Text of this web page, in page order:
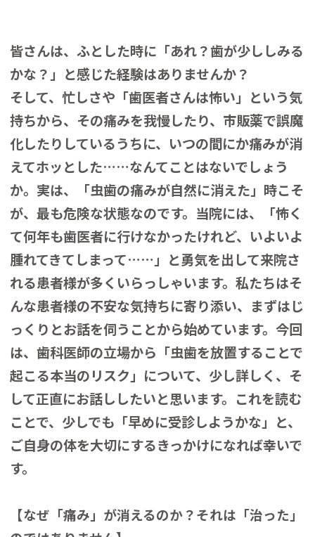
皆さんは、ふとした時に「あれ？歯が少ししみる
かな？」と感じた経験はありませんか？
そして、忙しさや「歯医者さんは怖い」という気
持ちから、その痛みを我慢したり、市販薬で誤魔
化したりしているうちに、いつの間にか痛みが消
えてホッとした……なんてことはないでしょう
か。実は、「虫歯の痛みが自然に消えた」時こそ
が、最も危険な状態なのです。当院には、「怖く
て何年も歯医者に行けなかったけれど、いよいよ
腫れてきてしまって……」と勇気を出して来院さ
れる患者様が多くいらっしゃいます。私たちはそ
んな患者様の不安な気持ちに寄り添い、まずはじ
っくりとお話を伺うことから始めています。今回
は、歯科医師の立場から「虫歯を放置することで
起こる本当のリスク」について、少し詳しく、そ
して正直にお話ししたいと思います。 これを読む
ことで、少しでも「早めに受診しようかな」と、
ご自身の体を大切にするきっかけになれば幸いで
す。
【なぜ「痛み」が消えるのか？それは「治った」